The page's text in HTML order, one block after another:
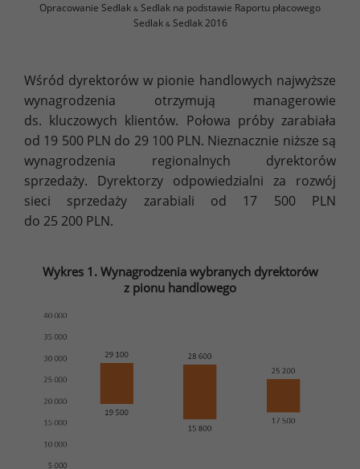
Opracowanie Sedlak & Sedlak na podstawie Raportu płacowego
Sedlak &Sedlak 2016
Wśród dyrektorów w pionie handlowych najwyższe
wynagrodzenia otrzymują managerowie
ds. kluczowych klientów. Połowa próby zarabiała
od 19 500 PLN do 29 100 PLN. Nieznacznie niższe są
wynagrodzenia regionalnych dyrektorów
sprzedaży. Dyrektorzy odpowiedzialni za rozwój
sieci sprzedaży zarabiali od 17 500 PLN
do 25 200 PLN.
Wykres 1. Wynagrodzenia wybranych dyrektorów
z pionu handlowego